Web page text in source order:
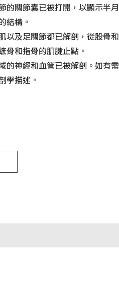
的關節囊已被打開，以顯示半月
結構。
以及足關節都已解剖，從股骨和
骨和指骨的肌腱止點。
的神經和血管已被解剖。如有需
學描述。